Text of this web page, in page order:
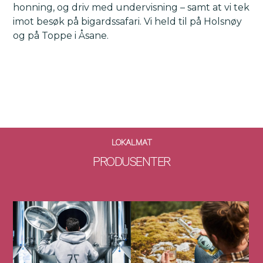
honning, og driv med undervisning – samt at vi tek
imot besøk på bigardssafari. Vi held til på Holsnøy
og på Toppe i Åsane.
LOKALMAT
PRODUSENTER